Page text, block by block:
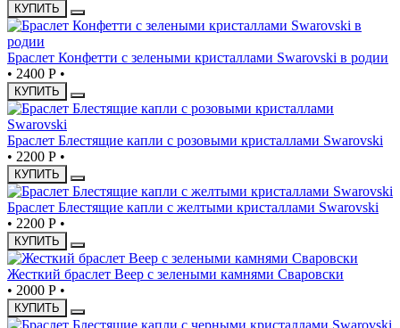
КУПИТЬ
Браслет Конфетти с зелеными кристаллами Swarovski в родии
• 2400 Р •
КУПИТЬ
Браслет Блестящие капли с розовыми кристаллами Swarovski
• 2200 Р •
КУПИТЬ
Браслет Блестящие капли с желтыми кристаллами Swarovski
• 2200 Р •
КУПИТЬ
Жесткий браслет Веер с зелеными камнями Сваровски
• 2000 Р •
КУПИТЬ